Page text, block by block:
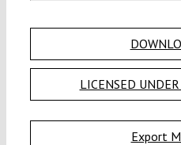
LICENSED
Export